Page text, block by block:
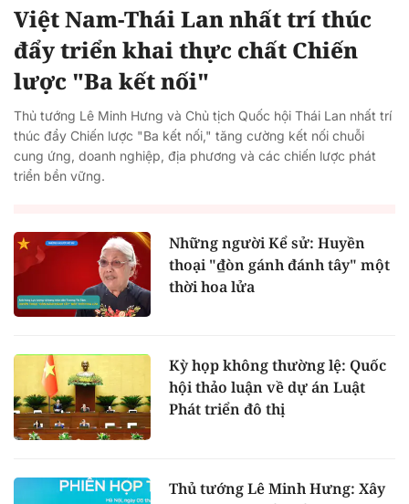
Việt Nam-Thái Lan nhất trí thúc
đẩy triển khai thực chất Chiến
lược "Ba kết nối"
Thủ tướng Lê Minh Hưng và Chủ tịch Quốc hội Thái Lan nhất trí
thúc đẩy Chiến lược "Ba kết nối," tăng cường kết nối chuỗi
cung ứng, doanh nghiệp, địa phương và các chiến lược phát
triển bền vững.
Những người Kể sử: Huyền
thoại "₫òn gánh đánh tây" một
thời hoa lửa
Kỳ họp không thường lệ: Quốc
hội thảo luận về dự án Luật
Phát triển đô thị
Thủ tướng Lê Minh Hưng: Xây